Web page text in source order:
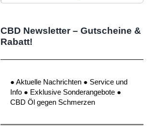
CBD Newsletter – Gutscheine &
Rabatt!
● Aktuelle Nachrichten ● Service und
Info ● Exklusive Sonderangebote ●
CBD Öl gegen Schmerzen